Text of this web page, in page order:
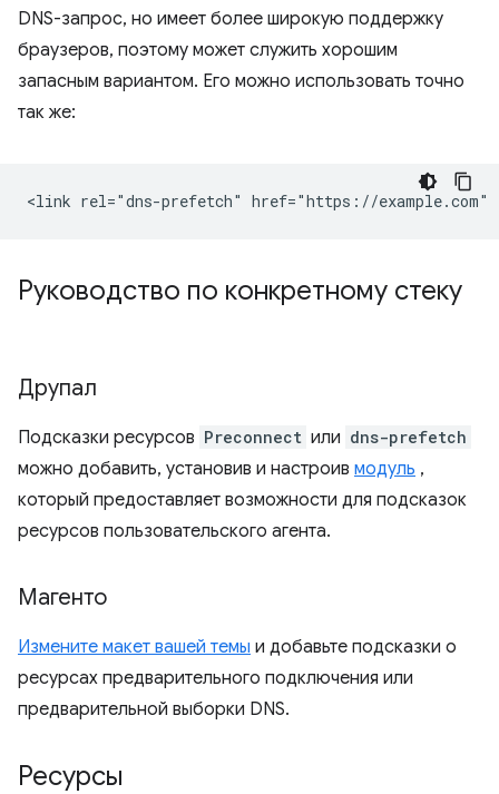
DNS-запрос, но имеет более широкую поддержку
браузеров, поэтому может служить хорошим
запасным вариантом. Его можно использовать точно
так же:
Руководство по конкретному стеку
Друпал
Подсказки ресурсов Preconnect или dns-prefetch
можно добавить, установив и настроив модуль ,
который предоставляет возможности для подсказок
ресурсов пользовательского агента.
Магенто
Измените макет вашей темы и добавьте подсказки о
ресурсах предварительного подключения или
предварительной выборки DNS.
Ресурсы